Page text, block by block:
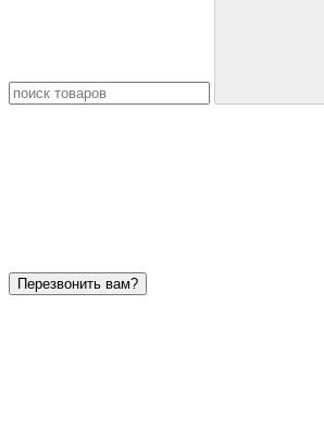
Перезвонить вам?